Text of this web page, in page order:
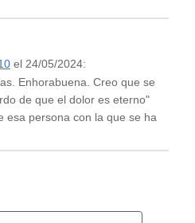
el 24/05/2024:
Enhorabuena. Creo que se
de que el dolor es eterno"
esa persona con la que se ha